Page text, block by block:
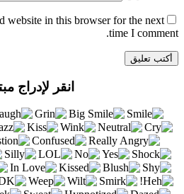
website in this browser for the next
time I comment.
انقر لإدراج